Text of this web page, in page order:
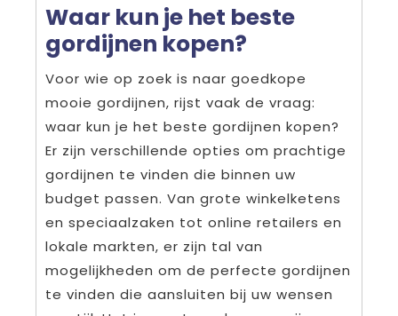
Waar kun je het beste
gordijnen kopen?
Voor wie op zoek is naar goedkope
mooie gordijnen, rijst vaak de vraag:
waar kun je het beste gordijnen kopen?
Er zijn verschillende opties om prachtige
gordijnen te vinden die binnen uw
budget passen. Van grote winkelketens
en speciaalzaken tot online retailers en
lokale markten, er zijn tal van
mogelijkheden om de perfecte gordijnen
te vinden die aansluiten bij uw wensen